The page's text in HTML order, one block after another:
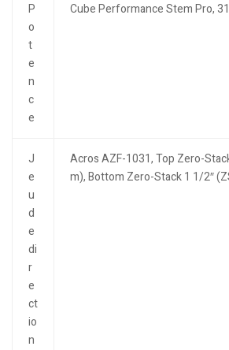
P
o
t
e
n
c
e
Cube Performance Stem Pro,
J
e
u
d
e
di
r
e
ct
io
n
Acros AZF-1031, Top Zero-
m), Bottom Zero-Stack 1 1/2″